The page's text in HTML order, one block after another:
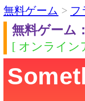
無料ゲーム > フ
無料ゲーム
[ オンライン